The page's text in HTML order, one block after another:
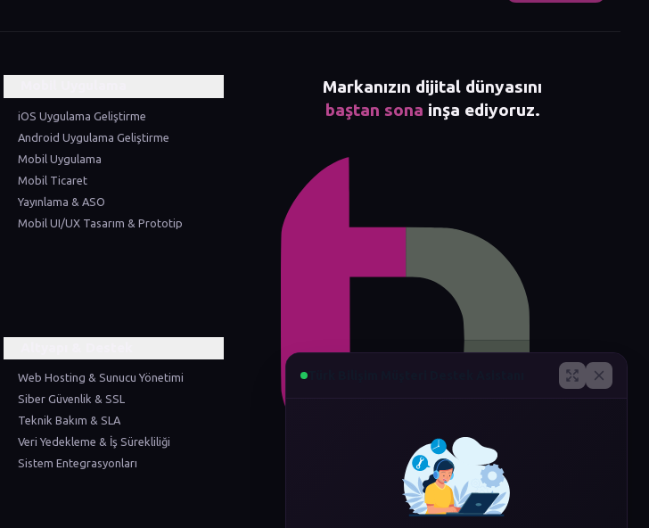
iOS Uygulama Geliştirme
Android Uygulama Geliştirme
Mobil Uygulama
Mobil Ticaret
Yayınlama & ASO
Mobil UI/UX Tasarım & Prototip
Web Hosting & Sunucu Yönetimi
Siber Güvenlik & SSL
Teknik Bakım & SLA
Veri Yedekleme & İş Sürekliliği
Sistem Entegrasyonları
Markanızın dijital dünyasını
baştan sona inşa ediyoruz.